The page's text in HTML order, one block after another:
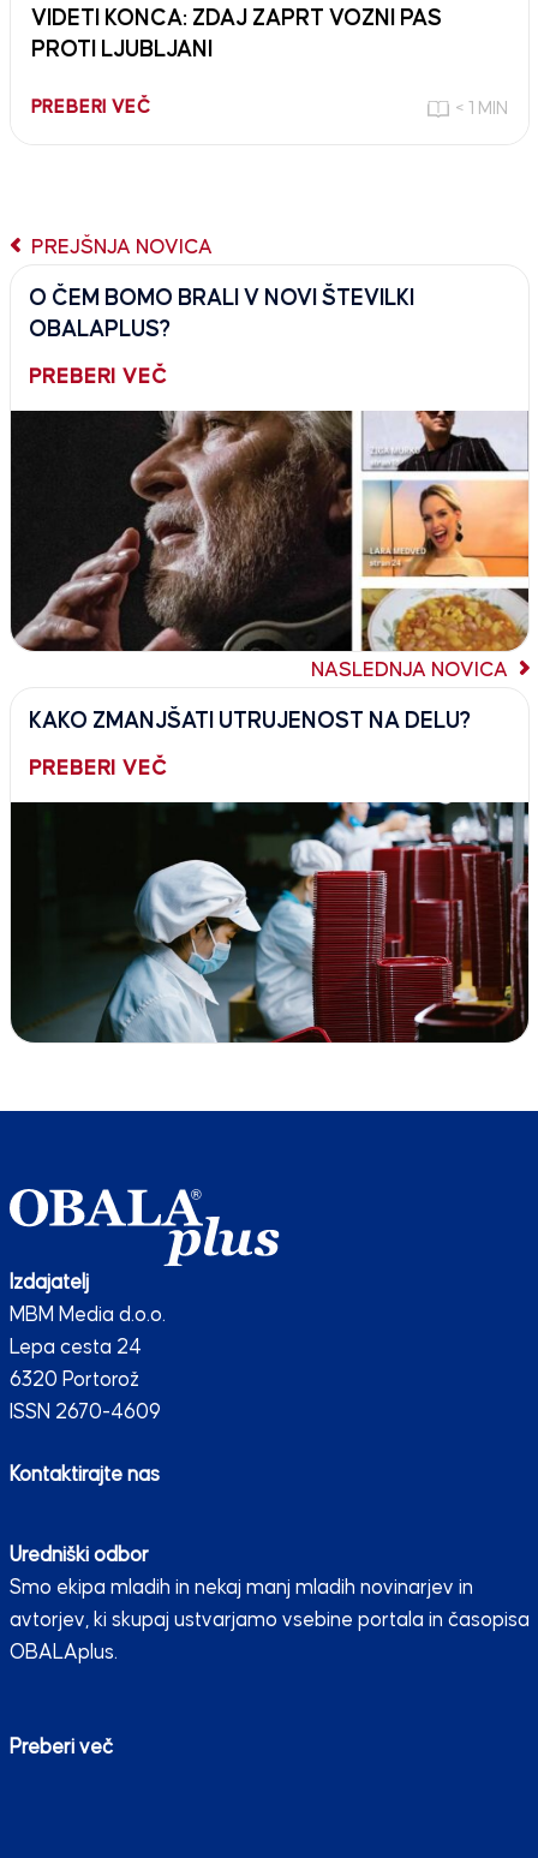
VIDETI KONCA: ZDAJ ZAPRT VOZNI PAS
PROTI LJUBLJANI
PREBERI VEČ < 1 MIN
PREJŠNJA NOVICA
O ČEM BOMO BRALI V NOVI ŠTEVILKI
OBALAPLUS?
PREBERI VEČ
NASLEDNJA NOVICA
KAKO ZMANJŠATI UTRUJENOST NA DELU?
PREBERI VEČ
Izdajatelj
MBM Media d.o.o.
Lepa cesta 24
6320 Portorož
ISSN 2670-4609
Kontaktirajte nas
Uredniški odbor
Smo ekipa mladih in nekaj manj mladih novinarjev in
avtorjev, ki skupaj ustvarjamo vsebine portala in časopisa
OBALAplus.
Preberi več